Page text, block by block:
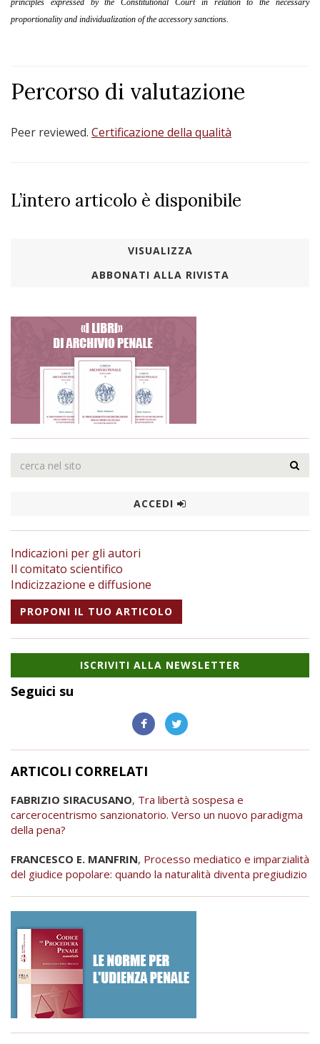
principles expressed by the Constitutional Court in relation to the necessary
proportionality and individualization of the accessory sanctions.
Percorso di valutazione
Peer reviewed. Certificazione della qualità
L’intero articolo è disponibile
VISUALIZZA
ABBONATI ALLA RIVISTA
ACCEDI
Indicazioni per gli autori
Il comitato scientifico
Indicizzazione e diffusione
PROPONI IL TUO ARTICOLO
ISCRIVITI ALLA NEWSLETTER
Seguici su
ARTICOLI CORRELATI
FABRIZIO SIRACUSANO, Tra libertà sospesa e
carcerocentrismo sanzionatorio. Verso un nuovo paradigma
della pena?
FRANCESCO E. MANFRIN, Processo mediatico e imparzialità
del giudice popolare: quando la naturalità diventa pregiudizio